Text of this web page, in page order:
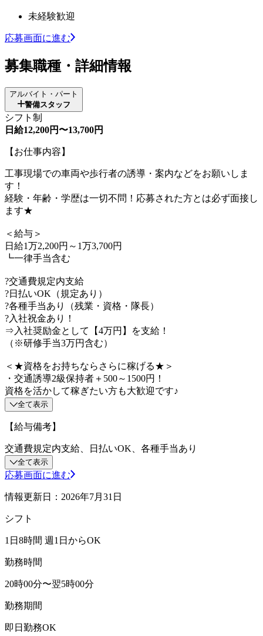
未経験歓迎
応募画面に進む
募集職種・詳細情報
アルバイト・パート
警備スタッフ
シフト制
日給12,200円〜13,700円
【お仕事内容】
工事現場での車両や歩行者の誘導・案内などをお願いしま
す！
経験・年齢・学歴は一切不問！応募された方とは必ず面接し
ます★
＜給与＞
日給1万2,200円～1万3,700円
┗一律手当含む
?交通費規定内支給
?日払いOK（規定あり）
?各種手当あり（残業・資格・隊長）
?入社祝金あり！
⇒入社奨励金として【4万円】を支給！
（※研修手当3万円含む）
＜★資格をお持ちならさらに稼げる★＞
・交通誘導2級保持者＋500～1500円！
資格を活かして稼ぎたい方も大歓迎です♪
全て表示
【給与備考】
交通費規定内支給、日払いOK、各種手当あり
全て表示
応募画面に進む
情報更新日：2026年7月31日
シフト
1日8時間 週1日からOK
勤務時間
20時00分〜翌5時00分
勤務期間
即日勤務OK